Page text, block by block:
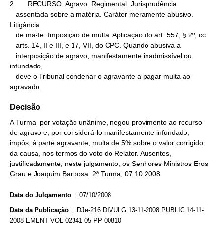
2.      RECURSO. Agravo. Regimental. Jurisprudência
Litigância
infundado,
agravado.
Decisão
A Turma, por votação unânime, negou provimento ao recurso
de agravo e, por considerá-lo manifestamente infundado,
impôs, à parte agravante, multa de 5% sobre o valor corrigido
da causa, nos termos do voto do Relator. Ausentes,
justificadamente, neste julgamento, os Senhores Ministros Eros
Grau e Joaquim Barbosa. 2ª Turma, 07.10.2008.
Data do Julgamento : 07/10/2008
Data da Publicação : DJe-216 DIVULG 13-11-2008 PUBLIC 14-11-
2008 EMENT VOL-02341-05 PP-00810